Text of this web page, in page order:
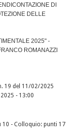
DI
DELLE
2025" -
ROMANAZZI
19 del 11/02/2025
- 13:00
10 - Colloquio: punti 17